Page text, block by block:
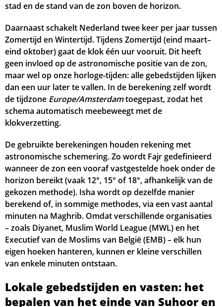
28, Vr 05:12 06:47 13:43 17:30 20:38 22:18
29, Za 05:14 06:49 13:43 17:29 20:36 22:16
05:16 06:50 13:42 17:28 20:33 22:13
31, Ma 05:18 06:52 13:42 17:26 20:31 22:11
stad en de stand van de zon boven de horizon.
Daarnaast schakelt Nederland twee keer per jaar tussen
Zomertijd en Wintertijd. Tijdens Zomertijd (eind maart–
eind oktober) gaat de klok één uur vooruit. Dit heeft
geen invloed op de astronomische positie van de zon,
maar wel op onze horloge-tijden: alle gebedstijden lijken
dan een uur later te vallen. In de berekening zelf wordt
de tijdzone Europe/Amsterdamtoegepast, zodat het
schema automatisch meebeweegt met de
klokverzetting.
De gebruikte berekeningen houden rekening met
astronomische schemering. Zo wordt Fajr gedefinieerd
wanneer de zon een vooraf vastgestelde hoek onder de
horizon bereikt (vaak 12°, 15° of 18°, afhankelijk van de
gekozen methode). Isha wordt op dezelfde manier
berekend of, in sommige methodes, via een vast aantal
minuten na Maghrib. Omdat verschillende organisaties
– zoals Diyanet, Muslim World League (MWL) en het
Executief van de Moslims van België (EMB) – elk hun
eigen hoeken hanteren, kunnen er kleine verschillen
van enkele minuten ontstaan.
Lokale gebedstijden en vasten: het
bepalen van het einde van Suhoor en